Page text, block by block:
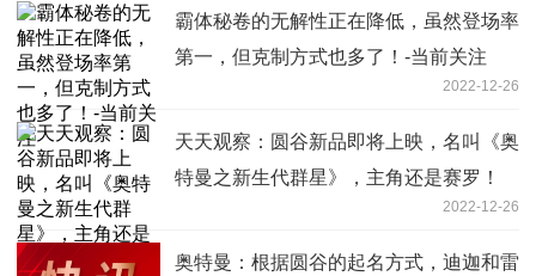
霸体秘卷的无解性正在降低，虽然登场率
第一，但克制方式也多了！-当前关注
2022-12-26
天天观察：圆谷新品即将上映，名叫《奥
特曼之新生代群星》，主角还是赛罗！
2022-12-26
奥特曼：根据圆谷的起名方式，迪迦和雷